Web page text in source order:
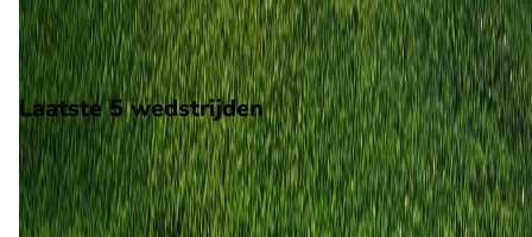
gespeeld in de Eerste Divisie.
Stadion: Jan Louwers Stadion
Scheidsrechter: Onbekend
Laatste 5 wedstrijden
H2H
Eindhoven
Heracles
27 jan 2023